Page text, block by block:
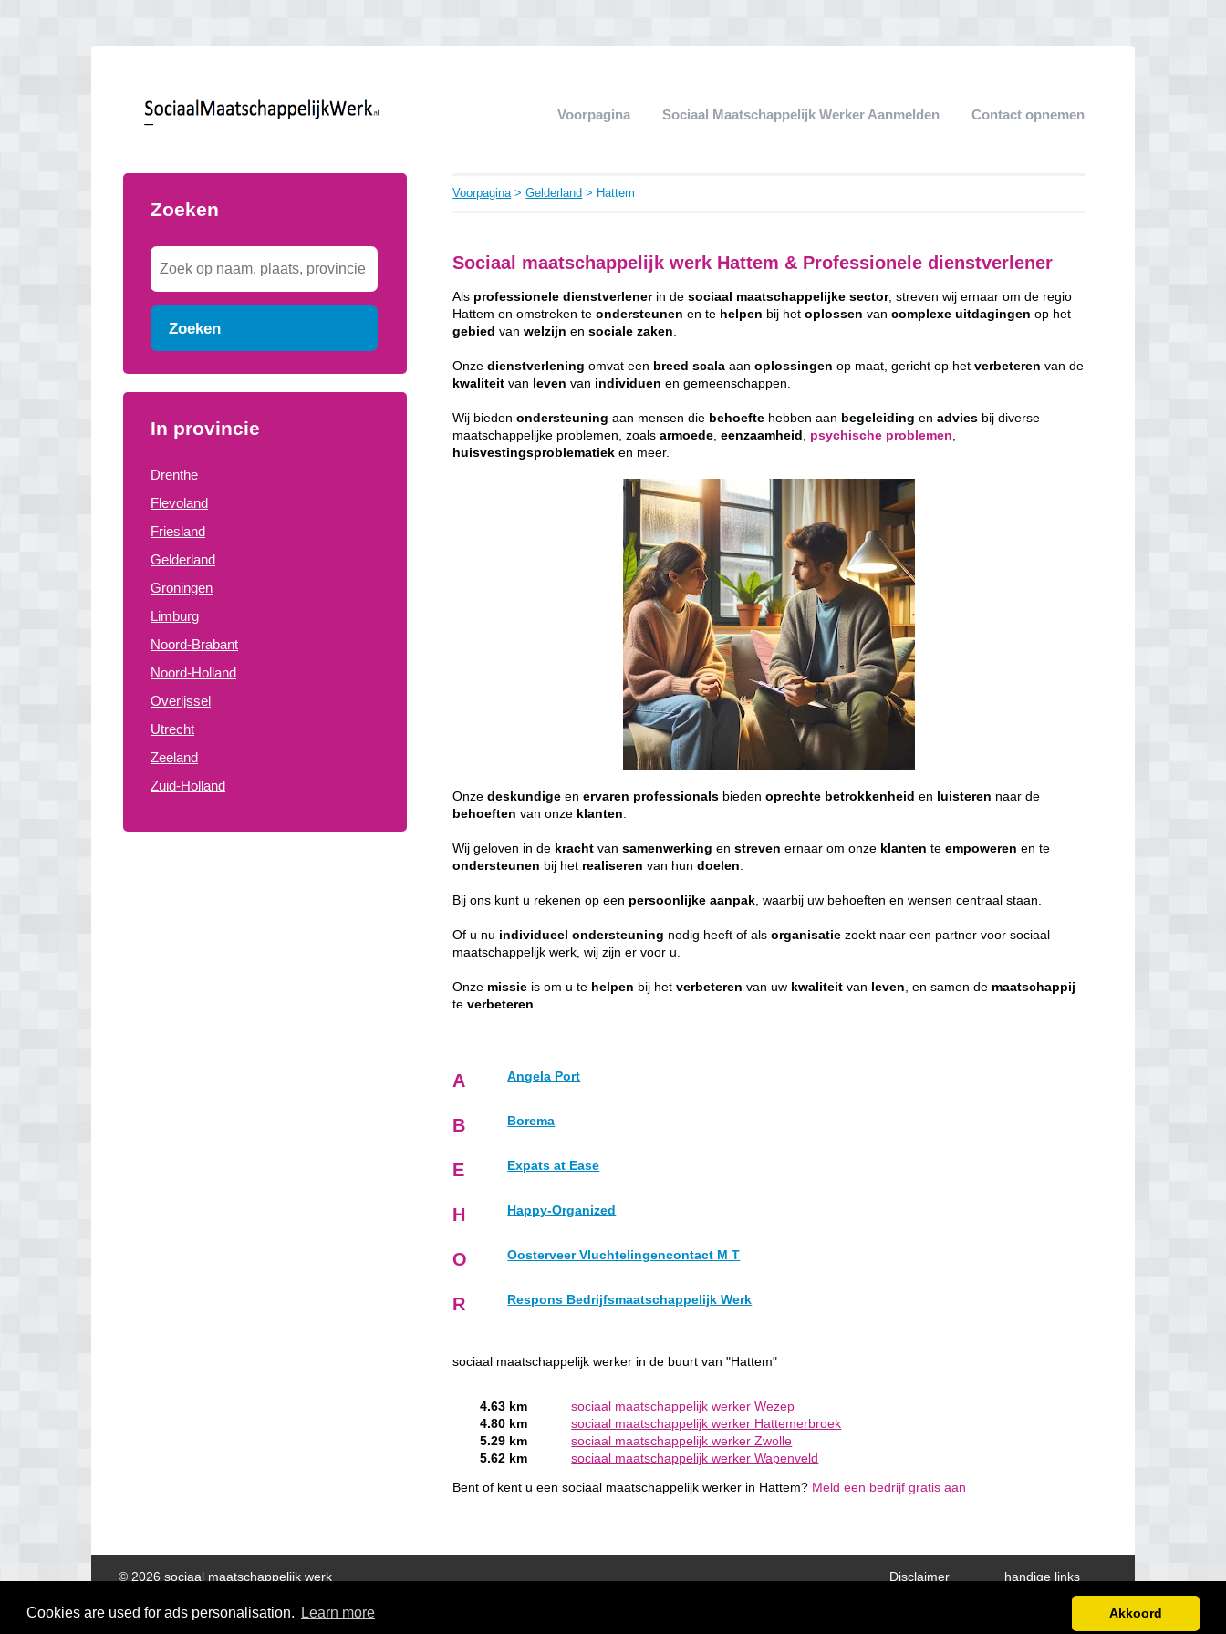
Cookies are used for ads personalisation. Learn more Akkoord
Voorpagina Sociaal Maatschappelijk Werker Aanmelden Contact opnemen
Zoeken
Zoeken
In provincie
Drenthe
Flevoland
Friesland
Gelderland
Groningen
Limburg
Noord-Brabant
Noord-Holland
Overijssel
Utrecht
Zeeland
Zuid-Holland
Voorpagina>Gelderland > Hattem
Sociaal maatschappelijk werk Hattem & Professionele dienstverlener
Als professionele dienstverlenerin desociaal maatschappelijke sector, streven wij ernaar om de regio
Hattem en omstreken teondersteunen en te helpen bij hetoplossen vancomplexe uitdagingen op het
gebied vanwelzijn ensociale zaken
Onzedienstverlening omvat een breed scala aanoplossingen op maat, gericht op hetverbeteren van de
kwaliteit van leven van individuen en gemeenschappen.
Wij biedenondersteuning aan mensen die behoefte hebben aan begeleiding enadvies bij diverse
maatschappelijke problemen, zoalsarmoede ,eenzaamheid psychische problemen
huisvestingsproblematiek en meer.
Onzedeskundige enervaren professionals biedenoprechte betrokkenheid en luisteren naar de
behoeften van onze klanten
Wij geloven in de kracht vansamenwerking enstreven ernaar om onze klanten teempoweren en te
ondersteunen bij het realiseren van hundoelen
Bij ons kunt u rekenen op een persoonlijke aanpak , waarbij uw behoeften en wensen centraal staan.
Of u nu individueel ondersteuning nodig heeft of alsorganisatie zoekt naar een partner voor sociaal
maatschappelijk werk, wij zijn er voor u.
Onze missie is om u te helpen bij hetverbeteren van uw kwaliteit van leven , en samen de maatschappij
teverbeteren
A Angela Port
B Borema
E Expats at Ease
H Happy-Organized
O Oosterveer Vluchtelingencontact M T
R Respons Bedrijfsmaatschappelijk Werk
sociaal maatschappelijk werker in de buurt van "Hattem"
4.63 km
sociaal maatschappelijk werker Wezep
4.80 km
sociaal maatschappelijk werker Hattemerbroek
5.29 km
sociaal maatschappelijk werker Zwolle
5.62 km
sociaal maatschappelijk werker Wapenveld
Bent of kent u een sociaal maatschappelijk werker in Hattem? Meld een bedrijf gratis aan
handige links
Disclaimer
© 2026 sociaal maatschappelijk werk